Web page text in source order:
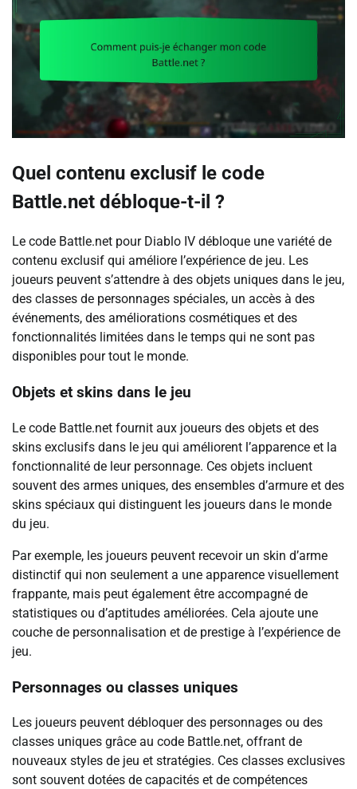
Quel contenu exclusif le code
Battle.net débloque-t-il ?
Le code Battle.net pour Diablo IV débloque une variété de
contenu exclusif qui améliore l’expérience de jeu. Les
joueurs peuvent s’attendre à des objets uniques dans le jeu,
des classes de personnages spéciales, un accès à des
événements, des améliorations cosmétiques et des
fonctionnalités limitées dans le temps qui ne sont pas
disponibles pour tout le monde.
Objets et skins dans le jeu
Le code Battle.net fournit aux joueurs des objets et des
skins exclusifs dans le jeu qui améliorent l’apparence et la
fonctionnalité de leur personnage. Ces objets incluent
souvent des armes uniques, des ensembles d’armure et des
skins spéciaux qui distinguent les joueurs dans le monde
du jeu.
Par exemple, les joueurs peuvent recevoir un skin d’arme
distinctif qui non seulement a une apparence visuellement
frappante, mais peut également être accompagné de
statistiques ou d’aptitudes améliorées. Cela ajoute une
couche de personnalisation et de prestige à l’expérience de
jeu.
Personnages ou classes uniques
Les joueurs peuvent débloquer des personnages ou des
classes uniques grâce au code Battle.net, offrant de
nouveaux styles de jeu et stratégies. Ces classes exclusives
sont souvent dotées de capacités et de compétences